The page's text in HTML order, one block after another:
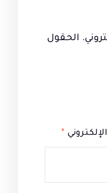
الحقول
*